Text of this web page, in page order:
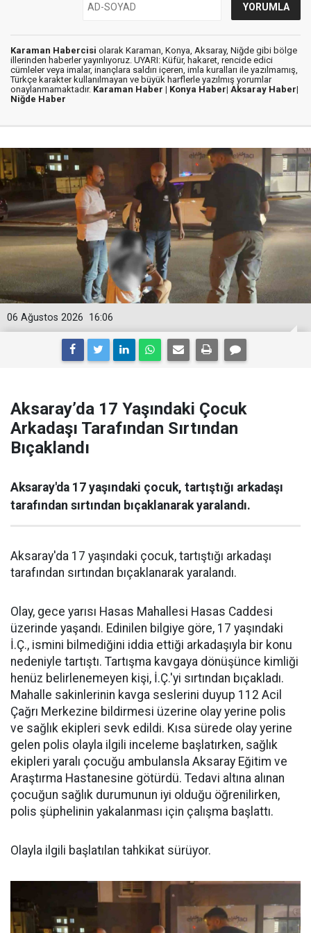
Karaman Habercisi olarak Karaman, Konya, Aksaray, Niğde gibi bölge
illerinden haberler yayınlıyoruz. UYARI: Küfür, hakaret, rencide edici
cümleler veya imalar, inançlara saldırı içeren, imla kuralları ile yazılmamış,
Türkçe karakter kullanılmayan ve büyük harflerle yazılmış yorumlar
onaylanmamaktadır. Karaman Haber | Konya Haber| Aksaray Haber|
Niğde Haber
16:06
06 Ağustos 2026
Aksaray’da 17 Yaşındaki Çocuk
Arkadaşı Tarafından Sırtından
Bıçaklandı
Aksaray'da 17 yaşındaki çocuk, tartıştığı arkadaşı
tarafından sırtından bıçaklanarak yaralandı.
Aksaray'da 17 yaşındaki çocuk, tartıştığı arkadaşı
tarafından sırtından bıçaklanarak yaralandı.
Olay, gece yarısı Hasas Mahallesi Hasas Caddesi
üzerinde yaşandı. Edinilen bilgiye göre, 17 yaşındaki
İ.Ç., ismini bilmediğini iddia ettiği arkadaşıyla bir konu
nedeniyle tartıştı. Tartışma kavgaya dönüşünce kimliği
henüz belirlenemeyen kişi, İ.Ç.'yi sırtından bıçakladı.
Mahalle sakinlerinin kavga seslerini duyup 112 Acil
Çağrı Merkezine bildirmesi üzerine olay yerine polis
ve sağlık ekipleri sevk edildi. Kısa sürede olay yerine
gelen polis olayla ilgili inceleme başlatırken, sağlık
ekipleri yaralı çocuğu ambulansla Aksaray Eğitim ve
Araştırma Hastanesine götürdü. Tedavi altına alınan
çocuğun sağlık durumunun iyi olduğu öğrenilirken,
polis şüphelinin yakalanması için çalışma başlattı.
Olayla ilgili başlatılan tahkikat sürüyor.